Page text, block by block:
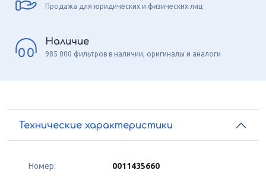
Продажа для юридических и физических лиц
Наличие
985 000 фильтров в наличии, оригиналы и аналоги
Технические характеристики
Номер: 0011435660